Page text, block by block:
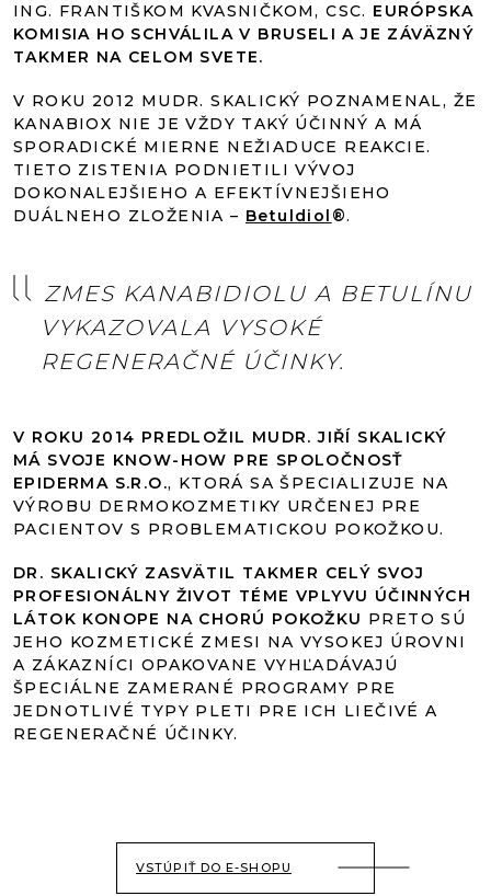
ING. FRANTIŠKOM KVASNIČKOM, CSC. EURÓPSKA
KOMISIA HO SCHVÁLILA V BRUSELI A JE ZÁVÄZNÝ
TAKMER NA CELOM SVETE.
V ROKU 2012 MUDR. SKALICKÝ POZNAMENAL, ŽE
KANABIOX NIE JE VŽDY TAKÝ ÚČINNÝ A MÁ
SPORADICKÉ MIERNE NEŽIADUCE REAKCIE.
TIETO ZISTENIA PODNIETILI VÝVOJ
DOKONALEJŠIEHO A EFEKTÍVNEJŠIEHO
DUÁLNEHO ZLOŽENIA – Betuldiol ®.
ZMES KANABIDIOLU A BETULÍNU
VYKAZOVALA VYSOKÉ
REGENERAČNÉ ÚČINKY.
V ROKU 2014 PREDLOŽIL MUDR. JIŘÍ SKALICKÝ
MÁ SVOJE KNOW-HOW PRE SPOLOČNOSŤ
EPIDERMA S.R.O., KTORÁ SA ŠPECIALIZUJE NA
VÝROBU DERMOKOZMETIKY URČENEJ PRE
PACIENTOV S PROBLEMATICKOU POKOŽKOU.
DR. SKALICKÝ ZASVÄTIL TAKMER CELÝ SVOJ
PROFESIONÁLNY ŽIVOT TÉME VPLYVU ÚČINNÝCH
LÁTOK KONOPE NA CHORÚ POKOŽKU PRETO SÚ
JEHO KOZMETICKÉ ZMESI NA VYSOKEJ ÚROVNI
A ZÁKAZNÍCI OPAKOVANE VYHĽADÁVAJÚ
ŠPECIÁLNE ZAMERANÉ PROGRAMY PRE
JEDNOTLIVÉ TYPY PLETI PRE ICH LIEČIVÉ A
REGENERAČNÉ ÚČINKY.
VSTÚPIŤ DO E-SHOPU